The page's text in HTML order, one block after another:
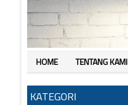
HOME TENTANG KAMI
KATEGORI